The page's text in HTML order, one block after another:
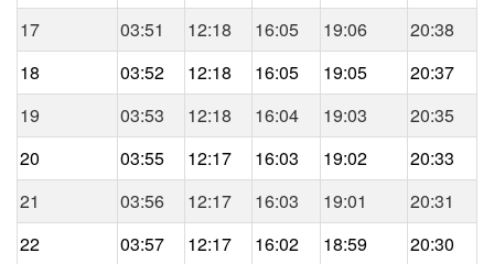
17
03:51 12:18 16:05 19:06
20:38
18
03:52 12:18 16:05 19:05
20:37
19
03:53 12:18 16:04 19:03
20:35
20
03:55 12:17 16:03 19:02
20:33
21
03:56 12:17 16:03 19:01
20:31
22
03:57 12:17 16:02 18:59 20:30